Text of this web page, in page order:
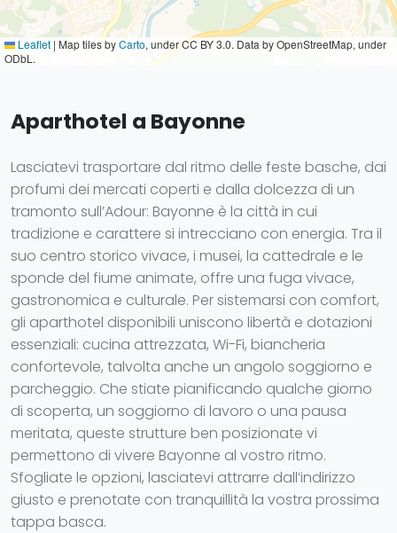
Leaflet | Map tiles byCarto, under CC BY 3.0. Data by OpenStreetMap, under
ODbL.
Aparthotel a Bayonne
Lasciatevi trasportare dal ritmo delle feste basche, dai
profumi dei mercati coperti e dalla dolcezza di un
tramonto sull’Adour: Bayonne è la città in cui
tradizione e carattere si intrecciano con energia. Tra il
suo centro storico vivace, i musei, la cattedrale e le
sponde del fiume animate, offre una fuga vivace,
gastronomica e culturale. Per sistemarsi con comfort,
gli aparthotel disponibili uniscono libertà e dotazioni
essenziali: cucina attrezzata, Wi-Fi, biancheria
confortevole, talvolta anche un angolo soggiorno e
parcheggio. Che stiate pianificando qualche giorno
di scoperta, un soggiorno di lavoro o una pausa
meritata, queste strutture ben posizionate vi
permettono di vivere Bayonne al vostro ritmo.
Sfogliate le opzioni, lasciatevi attrarre dall’indirizzo
giusto e prenotate con tranquillità la vostra prossima
tappa basca.